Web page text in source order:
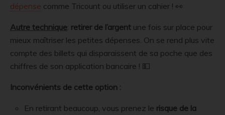
dépense comme Tricount ou utiliser un cahier ! 👀
Autre technique: retirer de l’argent une fois sur place pour
mieux maîtriser les petites dépenses. On se rend plus vite
compte des billets qui disparaissent de sa poche que des
chiffres de son application bancaire ! 💵
Inconvénients de cette option :
En retirant beaucoup, vous prenez le risque de la